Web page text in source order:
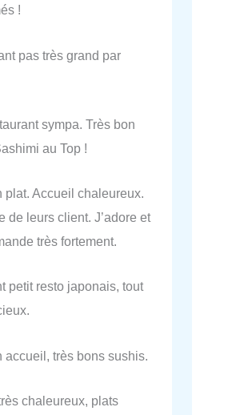
!
pas très grand par
sympa. Très bon
au Top !
plat. Accueil chaleureux.
de leurs client. J’adore et
très fortement.
petit resto japonais, tout
accueil, très bons sushis.
chaleureux, plats